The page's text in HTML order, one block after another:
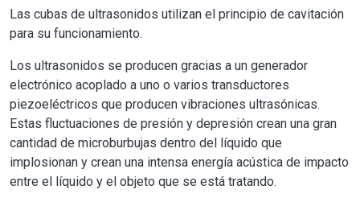
Las cubas de ultrasonidos utilizan el principio de cavitación
para su funcionamiento.
Los ultrasonidos se producen gracias a un generador
electrónico acoplado a uno o varios transductores
piezoeléctricos que producen vibraciones ultrasónicas.
Estas fluctuaciones de presión y depresión crean una gran
cantidad de microburbujas dentro del líquido que
implosionan y crean una intensa energía acústica de impacto
entre el líquido y el objeto que se está tratando.